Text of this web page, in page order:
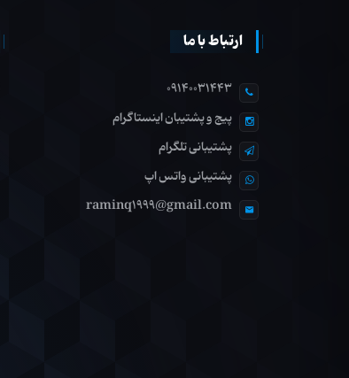
ارتباط با ما
09140031443
پیج و پشتیبان اینستاگرام
پشتیبانی تلگرام
پشتیبانی واتس اپ
raminq1999@gmail.com